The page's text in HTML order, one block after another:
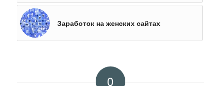
Заработок на женских сайтах
0